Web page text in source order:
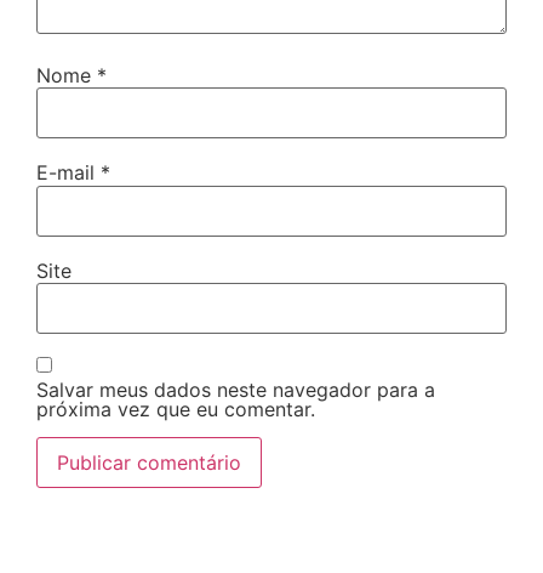
Nome *
E-mail *
Site
Salvar meus dados neste navegador para a
próxima vez que eu comentar.